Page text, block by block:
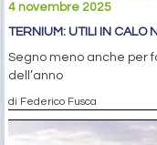
4 novembre 2025
TERNIUM: UTILI IN CALO
Segno meno anche per
dell’anno
di Federico Fusca